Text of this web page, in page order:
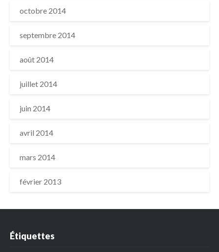
octobre 2014
septembre 2014
août 2014
juillet 2014
juin 2014
avril 2014
mars 2014
février 2013
Étiquettes